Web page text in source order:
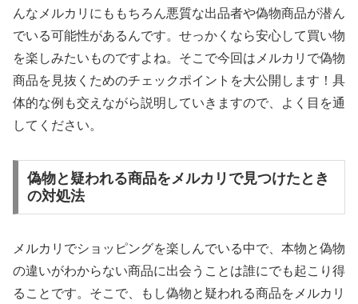
んなメルカリにももちろん悪質な出品者や偽物商品が潜ん
でいる可能性があるんです。せっかくなら安心して買い物
を楽しみたいものですよね。そこで今回はメルカリで偽物
商品を見抜くためのチェックポイントを大公開します！具
体的な例も交えながら説明していきますので、よく目を通
してください。
偽物と疑われる商品をメルカリで見つけたとき
の対処法
メルカリでショッピングを楽しんでいる中で、本物と偽物
の違いがわからない商品に出会うことは誰にでも起こり得
ることです。そこで、もし偽物と疑われる商品をメルカリ